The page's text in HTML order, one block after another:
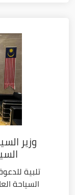
وزير
تلبية
السياحة